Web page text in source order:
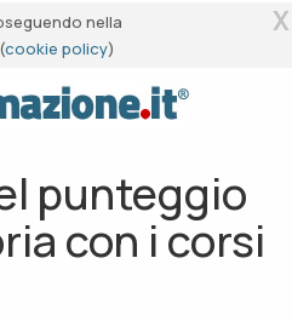
nella
cookie policy)
X
punteggio
con i corsi